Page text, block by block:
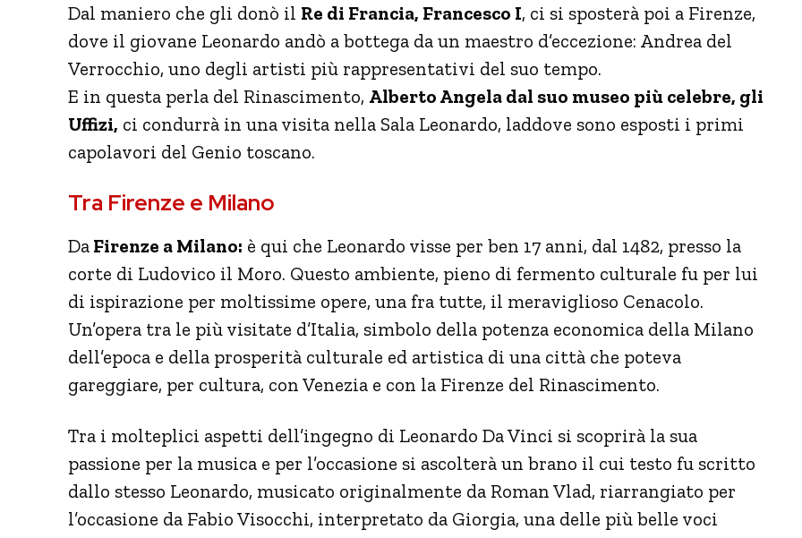
Dal maniero che gli donò il Re di Francia, Francesco I, ci si sposterà poi a Firenze,
dove il giovane Leonardo andò a bottega da un maestro d’eccezione: Andrea del
Verrocchio, uno degli artisti più rappresentativi del suo tempo.
E in questa perla del Rinascimento, Alberto Angela dal suo museo più celebre, gli
Uffizi, ci condurrà in una visita nella Sala Leonardo, laddove sono esposti i primi
capolavori del Genio toscano.
Tra Firenze e Milano
Da Firenze a Milano: è qui che Leonardo visse per ben 17 anni, dal 1482, presso la
corte di Ludovico il Moro. Questo ambiente, pieno di fermento culturale fu per lui
di ispirazione per moltissime opere, una fra tutte, il meraviglioso Cenacolo.
Un’opera tra le più visitate d’Italia, simbolo della potenza economica della Milano
dell’epoca e della prosperità culturale ed artistica di una città che poteva
gareggiare, per cultura, con Venezia e con la Firenze del Rinascimento.
Tra i molteplici aspetti dell’ingegno di Leonardo Da Vinci si scoprirà la sua
passione per la musica e per l’occasione si ascolterà un brano il cui testo fu scritto
dallo stesso Leonardo, musicato originalmente da Roman Vlad, riarrangiato per
l’occasione da Fabio Visocchi, interpretato da Giorgia, una delle più belle voci